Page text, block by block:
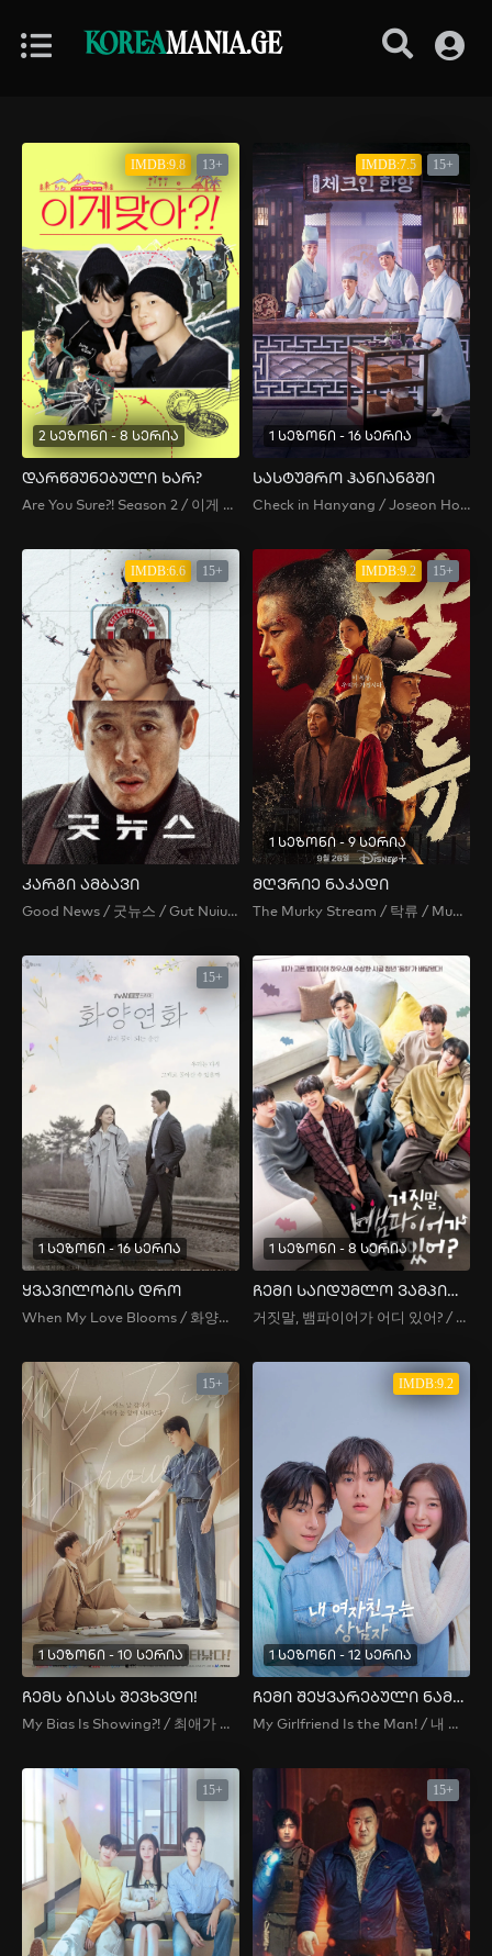
KOREAMANIA.GE
IMDB:9.8 13+
2 სეზონი - 8 სერია
დარწმუნებული ხარ?
Are You Sure?! Season 2 / 이게 맞아?! 시즌2 / Are You Sure?! 2
IMDB:7.5 15+
1 სეზონი - 16 სერია
სასტუმრო ჰანიანგში
Check in Hanyang / Joseon Hotel , Dohwa Gaekju , 도화 객주
IMDB:6.6 15+
კარგი ამბავი
Good News / 굿뉴스 / Gut Nuiuseu / 굿늬우스
IMDB:9.2 15+
1 სეზონი - 9 სერია
მღვრიე ნაკადი
The Murky Stream / 탁류 / Muddy Stream / Murky Water / Takryu
15+
1 სეზონი - 16 სერია
ყვავილობის დრო
When My Love Blooms / 화양연화
1 სეზონი - 8 სერია
ჩემი საიდუმლო ვამპირი
거짓말, 뱀파이어가 어디 있어? / My Secret Vampire
15+
1 სეზონი - 10 სერია
ჩემს ბიასს შევხვდი!
My Bias Is Showing?! / 최애가 나타났다! / Choeaega Natanatda / Choi Ae Has Appeared?! / My Bias Appeared?! / 최애가 나타났다?!
IMDB:9.2
1 სეზონი - 12 სერია
ჩემი შეყვარებული ნამდვილი მამაკაცია
My Girlfriend Is the Man! / 내 여자친구는 상남자 / My Girlfriend Is a Hot Guy / My Girlfriend Is a Real Man , My Girlfriend Is a Tough Guy / My Girlfriend's a Real Man / Nae Yeojachinguneun Sangnamja
15+ 15+